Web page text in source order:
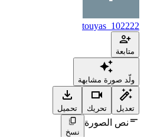
touyas_102222
متابعة
ولّد صورة مشابهة
تعديل تحريك تحميل
نص الصورة
نسخ